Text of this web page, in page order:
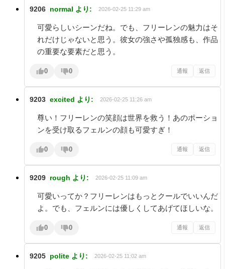
9206 normal より: 2026-02-25 11:29 am
可愛らしいシーンだね。でも、フリーレンの魅力はそ
れだけじゃないと思う。彼女の強さや孤独感も、作品
の重要な要素だと思う。
0 0 通報 返信
9203 excited より: 2026-02-25 11:26 am
尊い！フリーレンの笑顔は世界を救う！あのポーショ
ンを受け取るフェルンの顔も可愛すぎ！
0 0 通報 返信
9209 rough より: 2026-02-25 11:09 am
可愛いってか？フリーレンはもっとクールでいいんだ
よ。でも、フェルンには優しくしてあげてほしいな。
0 0 通報 返信
9205 polite より: 2026-02-25 11:02 am